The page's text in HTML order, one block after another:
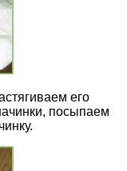
его
посыпаем